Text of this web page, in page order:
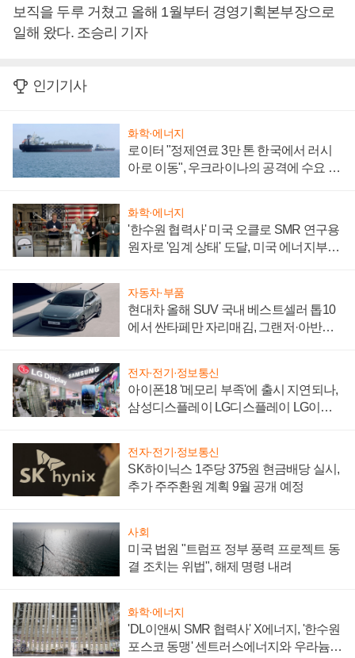
보직을 두루 거쳤고 올해 1월부터 경영기획본부장으로
일해 왔다. 조승리 기자
인기기사
화학·에너지
로이터 "정제연료 3만 톤 한국에서 러시
아로 이동", 우크라이나의 공격에 수요 늘
화학·에너지
'한수원 협력사' 미국 오클로 SMR 연구용
원자로 '임계 상태' 도달, 미국 에너지부
자동차·부품
현대차 올해 SUV 국내 베스트셀러 톱10
에서 싼타페만 자리매김, 그랜저·아반떼
전자·전기·정보통신
아이폰18 '메모리 부족'에 출시 지연되나,
삼성디스플레이 LG디스플레이 LG이노
전자·전기·정보통신
SK하이닉스 1주당 375원 현금배당 실시,
추가 주주환원 계획 9월 공개 예정
사회
미국 법원 "트럼프 정부 풍력 프로젝트 동
결 조치는 위법", 해제 명령 내려
화학·에너지
'DL이앤씨 SMR 협력사' X에너지, '한수원
포스코 동맹' 센트러스에너지와 우라늄